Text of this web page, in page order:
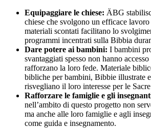
Equipaggiare le chiese: ÄBG
chiese che svolgono un efficace
materiali scontati facilitano lo
programmi incentrati sulla Bibbia
Dare potere ai bambini: I bambini
svantaggiati spesso non hanno
rafforzano la loro fede. Materiale
bibliche per bambini, Bibbie illustrate
risvegliano il loro interesse per le
Rafforzare le famiglie e gli
nell’ambito di questo progetto non
ma anche alle loro famiglie e agli
come guida e insegnamento.